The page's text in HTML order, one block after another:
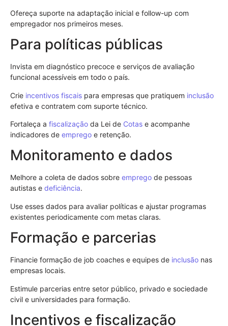
Ofereça suporte na adaptação inicial e follow-up com
empregador nos primeiros meses.
Para políticas públicas
Invista em diagnóstico precoce e serviços de avaliação
funcional acessíveis em todo o país.
Crie incentivos fiscais para empresas que pratiquem inclusão
efetiva e contratem com suporte técnico.
Fortaleça a fiscalização da Lei de Cotas e acompanhe
indicadores de emprego e retenção.
Monitoramento e dados
Melhore a coleta de dados sobre emprego de pessoas
autistas e deficiência.
Use esses dados para avaliar políticas e ajustar programas
existentes periodicamente com metas claras.
Formação e parcerias
Financie formação de job coaches e equipes de inclusão nas
empresas locais.
Estimule parcerias entre setor público, privado e sociedade
civil e universidades para formação.
Incentivos e fiscalização